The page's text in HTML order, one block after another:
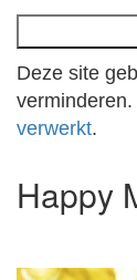
Deze site
verminderen.
verwerkt.
Happy